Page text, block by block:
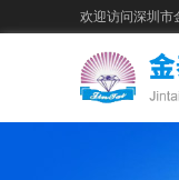
欢迎访问深圳市